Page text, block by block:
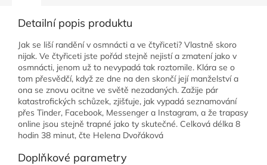
Detailní popis produktu
Jak se liší randění v osmnácti a ve čtyřiceti? Vlastně skoro
nijak. Ve čtyřiceti jste pořád stejně nejistí a zmatení jako v
osmnácti, jenom už to nevypadá tak roztomile. Klára se o
tom přesvědčí, když ze dne na den skončí její manželství a
ona se znovu ocitne ve světě nezadaných. Zažije pár
katastrofických schůzek, zjišťuje, jak vypadá seznamování
přes Tinder, Facebook, Messenger a Instagram, a že trapasy
online jsou stejně trapné jako ty skutečné. Celková délka 8
hodin 38 minut, čte Helena Dvořáková
Doplňkové parametry